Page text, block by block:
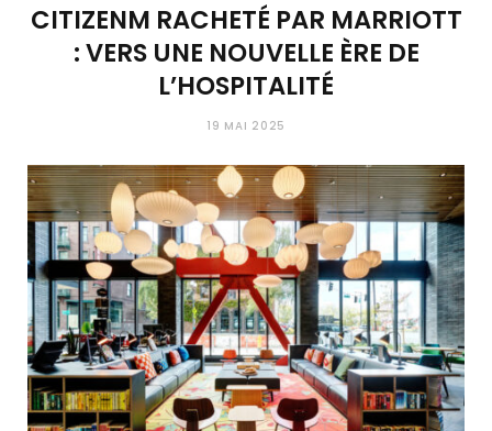
CITIZENM RACHETÉ PAR MARRIOTT
: VERS UNE NOUVELLE ÈRE DE
L’HOSPITALITÉ
19 MAI 2025